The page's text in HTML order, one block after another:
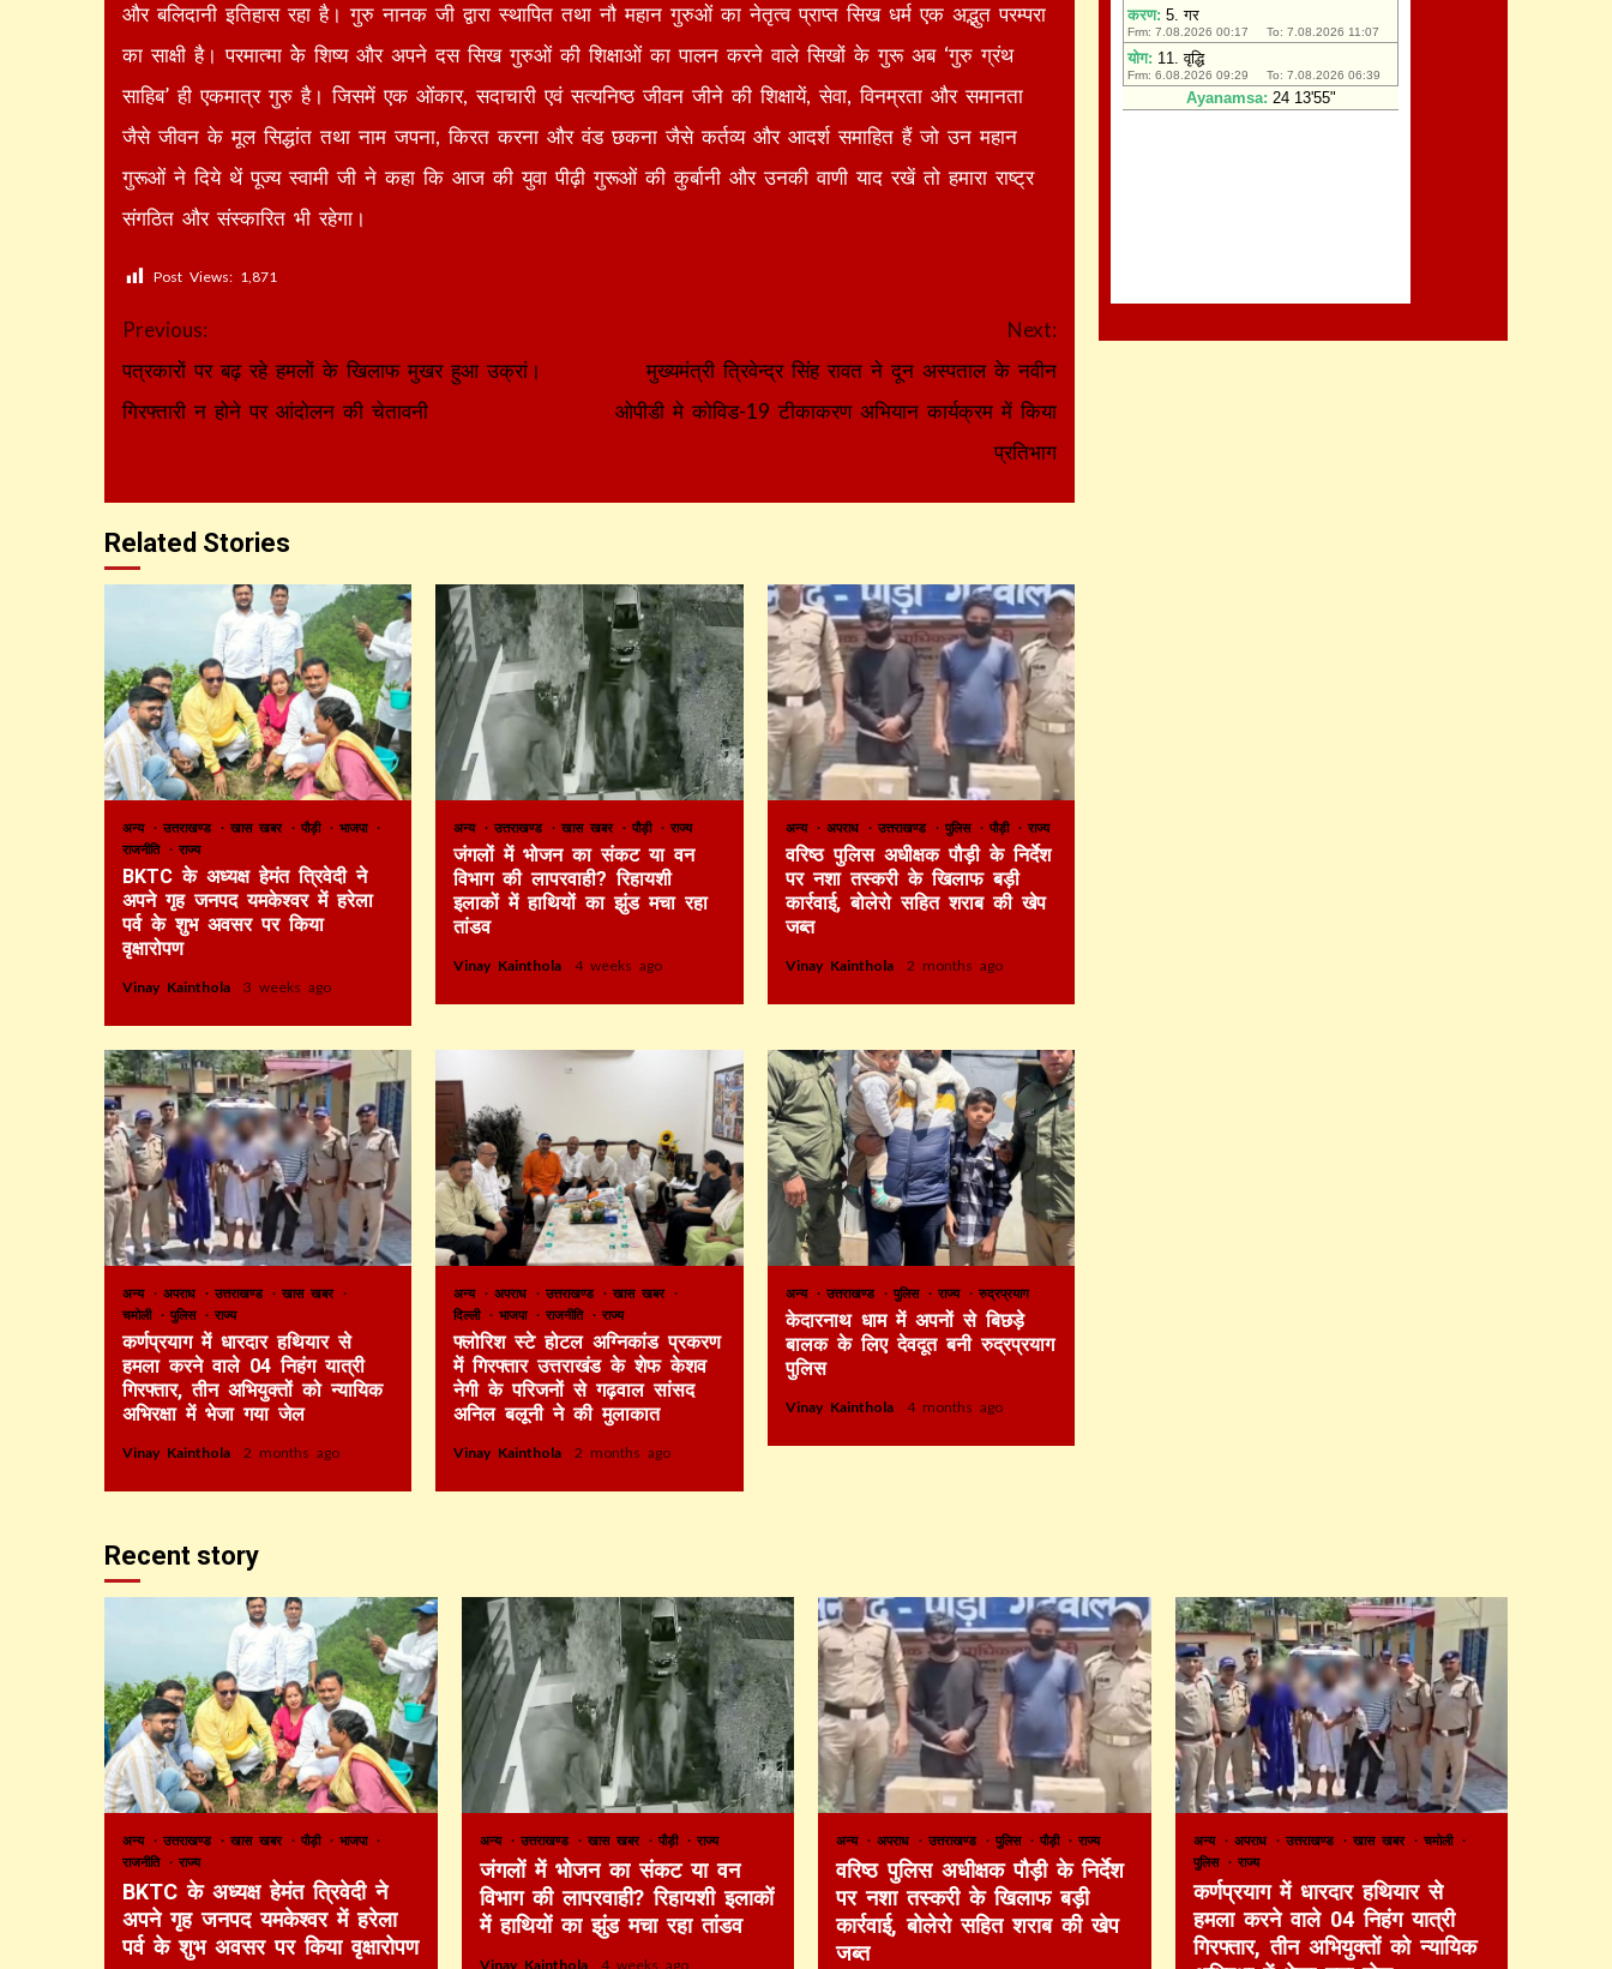
और बलिदानी इतिहास रहा है। गुरु नानक जी द्वारा स्थापित तथा नौ महान गुरुओं का नेतृत्व प्राप्त सिख धर्म एक अद्भुत परम्परा
का साक्षी है। परमात्मा केे शिष्य और अपने दस सिख गुरुओं की शिक्षाओं का पालन करने वाले सिखों के गुरू अब ‘गुरु ग्रंथ
साहिब’ ही एकमात्र गुरु है। जिसमें एक ओंकार, सदाचारी एवं सत्यनिष्ठ जीवन जीने की शिक्षायें, सेवा, विनम्रता और समानता
जैसे जीवन के मूल सिद्धांत तथा नाम जपना, किरत करना और वंड छकना जैसे कर्तव्य और आदर्श समाहित हैं जो उन महान
गुरूओं ने दिये थें पूज्य स्वामी जी ने कहा कि आज की युवा पीढ़ी गुरूओं की कुर्बानी और उनकी वाणी याद रखें तो हमारा राष्ट्र
संगठित और संस्कारित भी रहेगा।
Post Views: 1,871
Continue
Reading
Previous:
पत्रकारों पर बढ़ रहे हमलों के खिलाफ मुखर हुआ उक्रां।
गिरफ्तारी न होने पर आंदोलन की चेतावनी
Next:
मुख्यमंत्री त्रिवेन्द्र सिंह रावत ने दून अस्पताल के नवीन
ओपीडी मे कोविड-19 टीकाकरण अभियान कार्यक्रम में किया
प्रतिभाग
Related Stories
अन्य उत्तराखण्ड खास खबर पौड़ी
भाजपा
राजनीति
राज्य
BKTC के अध्यक्ष हेमंत त्रिवेदी ने
अपने गृह जनपद यमकेश्वर में हरेला
पर्व के शुभ अवसर पर किया
वृक्षारोपण
Vinay Kainthola 3 weeks ago
अन्य उत्तराखण्ड खास खबर पौड़ी राज्य
जंगलों में भोजन का संकट या वन
विभाग की लापरवाही? रिहायशी
इलाकों में हाथियों का झुंड मचा रहा
तांडव
Vinay Kainthola 4 weeks ago
अन्य अपराध उत्तराखण्ड पुलिस पौड़ी राज्य
वरिष्ठ पुलिस अधीक्षक पौड़ी के निर्देश
पर नशा तस्करी के खिलाफ बड़ी
कार्रवाई, बोलेरो सहित शराब की खेप
जब्त
Vinay Kainthola 2 months ago
अन्य अपराध उत्तराखण्ड
खास खबर
चमोली
पुलिस राज्य
कर्णप्रयाग में धारदार हथियार से
हमला करने वाले 04 निहंग यात्री
गिरफ्तार, तीन अभियुक्तों को न्यायिक
अभिरक्षा में भेजा गया जेल
Vinay Kainthola 2 months ago
अन्य अपराध उत्तराखण्ड
खास खबर
दिल्ली
भाजपा राजनीति राज्य
फ्लोरिश स्टे होटल अग्निकांड प्रकरण
में गिरफ्तार उत्तराखंड के शेफ केशव
नेगी के परिजनों से गढ़वाल सांसद
अनिल बलूनी ने की मुलाकात
Vinay Kainthola 2 months ago
अन्य उत्तराखण्ड पुलिस राज्य रुद्रप्रयाग
केदारनाथ धाम में अपनों से बिछड़े
बालक के लिए देवदूत बनी रुद्रप्रयाग
पुलिस
Vinay Kainthola 4 months ago
Recent story
अन्य उत्तराखण्ड खास खबर पौड़ी
भाजपा
राजनीति
राज्य
BKTC के अध्यक्ष हेमंत त्रिवेदी ने
अपने गृह जनपद यमकेश्वर में हरेला
पर्व के शुभ अवसर पर किया वृक्षारोपण
अन्य उत्तराखण्ड खास खबर पौड़ी राज्य
जंगलों में भोजन का संकट या वन
विभाग की लापरवाही? रिहायशी इलाकों
में हाथियों का झुंड मचा रहा तांडव
Vinay Kainthola 4 weeks ago
अन्य अपराध उत्तराखण्ड पुलिस पौड़ी राज्य
वरिष्ठ पुलिस अधीक्षक पौड़ी के निर्देश
पर नशा तस्करी के खिलाफ बड़ी
कार्रवाई, बोलेरो सहित शराब की खेप
जब्त
अन्य अपराध उत्तराखण्ड खास खबर
चमोली
पुलिस
राज्य
कर्णप्रयाग में धारदार हथियार से
हमला करने वाले 04 निहंग यात्री
गिरफ्तार, तीन अभियुक्तों को न्यायिक